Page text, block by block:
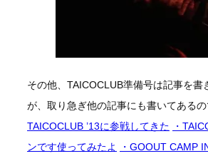
その他、TAICOCLUB準備号は記事を書
が、取り急ぎ他の記事にも書いてあるの
TAICOCLUB ’13に参戦してきた
・
ンです使ってみたよ
・GOOUT CAMP